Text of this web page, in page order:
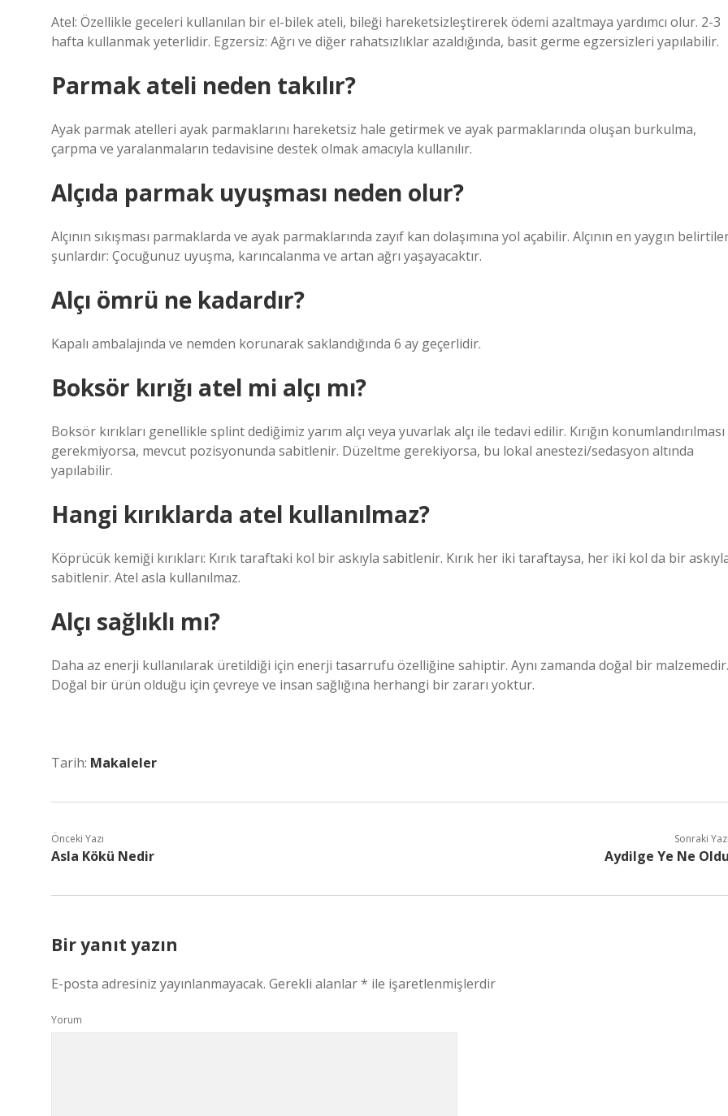
Atel: Özellikle geceleri kullanılan bir el-bilek ateli, bileği hareketsizleştirerek ödemi azaltmaya yardımcı olur. 2-3
hafta kullanmak yeterlidir. Egzersiz: Ağrı ve diğer rahatsızlıklar azaldığında, basit germe egzersizleri yapılabilir.
Parmak ateli neden takılır?
Ayak parmak atelleri ayak parmaklarını hareketsiz hale getirmek ve ayak parmaklarında oluşan burkulma,
çarpma ve yaralanmaların tedavisine destek olmak amacıyla kullanılır.
Alçıda parmak uyuşması neden olur?
Alçının sıkışması parmaklarda ve ayak parmaklarında zayıf kan dolaşımına yol açabilir. Alçının en yaygın
şunlardır: Çocuğunuz uyuşma, karıncalanma ve artan ağrı yaşayacaktır.
Alçı ömrü ne kadardır?
Kapalı ambalajında ​​ve nemden korunarak saklandığında 6 ay geçerlidir.
Boksör kırığı atel mi alçı mı?
Boksör kırıkları genellikle splint dediğimiz yarım alçı veya yuvarlak alçı ile tedavi edilir. Kırığın konumlandırılması
gerekmiyorsa, mevcut pozisyonunda sabitlenir. Düzeltme gerekiyorsa, bu lokal anestezi/sedasyon altında
yapılabilir.
Hangi kırıklarda atel kullanılmaz?
Köprücük kemiği kırıkları: Kırık taraftaki kol bir askıyla sabitlenir. Kırık her iki taraftaysa, her iki kol da bir
sabitlenir. Atel asla kullanılmaz.
Alçı sağlıklı mı?
Daha az enerji kullanılarak üretildiği için enerji tasarrufu özelliğine sahiptir. Aynı zamanda doğal bir malzemedir.
Doğal bir ürün olduğu için çevreye ve insan sağlığına herhangi bir zararı yoktur.
Tarih: Makaleler
Önceki Yazı
Asla Kökü Nedir
Sonraki Yazı
Aydilge Ye Ne Oldu
Bir yanıt yazın
E-posta adresiniz yayınlanmayacak. Gerekli alanlar* ile işaretlenmişlerdir
Yorum